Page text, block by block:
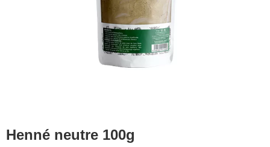
Henné neutre 100g